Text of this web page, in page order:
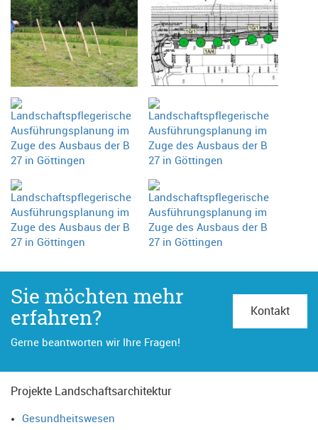
Kontakt
Sie möchten mehr
erfahren?
Gerne beantworten wir Ihre Fragen!
Projekte Landschaftsarchitektur
Gesundheitswesen